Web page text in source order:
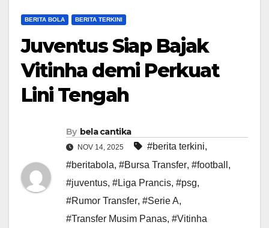
BERITA BOLA BERITA TERKINI
Juventus Siap Bajak
Vitinha demi Perkuat
Lini Tengah
By bela cantika
NOV 14, 2025 #berita terkini,
#beritabola, #Bursa Transfer, #football ,
#juventus, #Liga Prancis, #psg,
#Rumor Transfer, #Serie A,
#Transfer Musim Panas, #Vitinha